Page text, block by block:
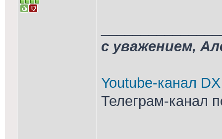
с уважением,
Youtube-канал
Телеграм-канал